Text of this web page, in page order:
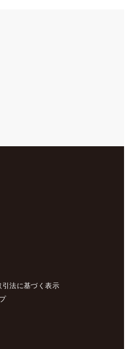
引法に基づく表示